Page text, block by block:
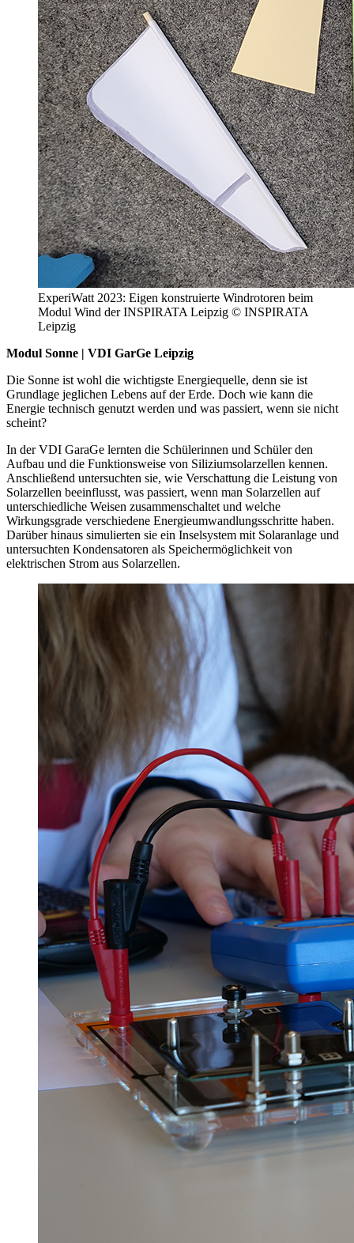
ExperiWatt 2023: Eigen konstruierte Windrotoren beim
Modul Wind der INSPIRATA Leipzig © INSPIRATA
Leipzig
Modul Sonne | VDI GarGe Leipzig
Die Sonne ist wohl die wichtigste Energiequelle, denn sie ist
Grundlage jeglichen Lebens auf der Erde. Doch wie kann die
Energie technisch genutzt werden und was passiert, wenn sie nicht
scheint?
In der VDI GaraGe lernten die Schülerinnen und Schüler den
Aufbau und die Funktionsweise von Siliziumsolarzellen kennen.
Anschließend untersuchten sie, wie Verschattung die Leistung von
Solarzellen beeinflusst, was passiert, wenn man Solarzellen auf
unterschiedliche Weisen zusammenschaltet und welche
Wirkungsgrade verschiedene Energieumwandlungsschritte haben.
Darüber hinaus simulierten sie ein Inselsystem mit Solaranlage und
untersuchten Kondensatoren als Speichermöglichkeit von
elektrischen Strom aus Solarzellen.